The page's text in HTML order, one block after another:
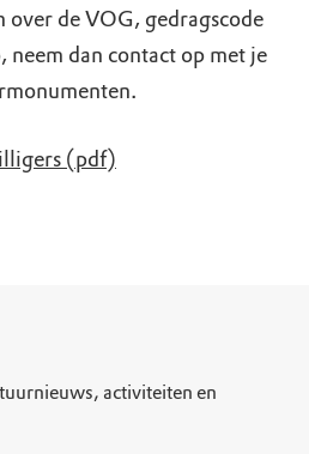
de VOG, gedragscode
dan contact op met je
(pdf)
activiteiten en